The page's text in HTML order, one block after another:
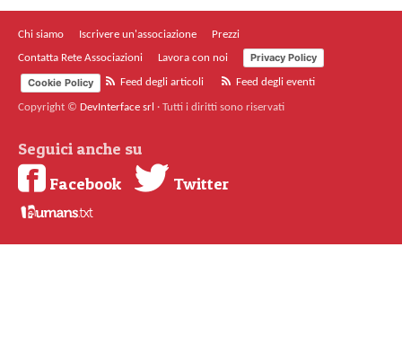
Chi siamo Iscrivere un'associazione
Prezzi
Contatta Rete Associazioni
Lavora con noi
Privacy Policy
Cookie Policy
Feed degli articoli Feed degli eventi
Copyright © DevInterface srl · Tutti i diritti sono riservati
Seguici anche su
Facebook
Twitter